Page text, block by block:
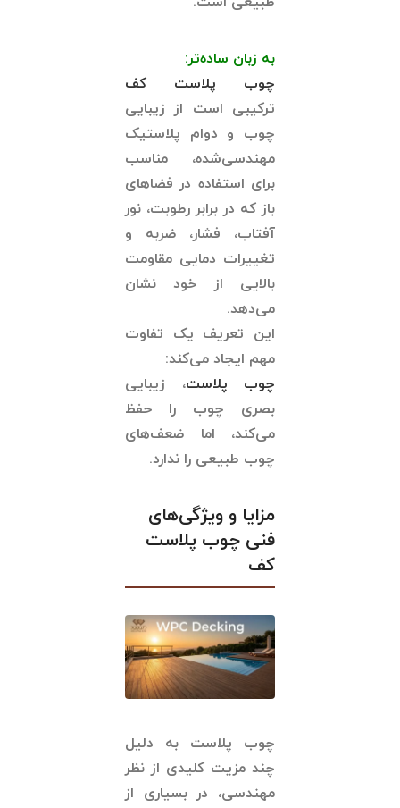
به زبان ساده‌تر:
چوب پلاست کف
ترکیبی است از زیبایی
چوب و دوام پلاستیک
مهندسی‌شده، مناسب
برای استفاده در فضاهای
باز که در برابر رطوبت، نور
آفتاب، فشار، ضربه و
تغییرات دمایی مقاومت
بالایی از خود نشان
می‌دهد.
این تعریف یک تفاوت
مهم ایجاد می‌کند:
چوب پلاست، زیبایی
بصری چوب را حفظ
می‌کند، اما ضعف‌های
چوب طبیعی را ندارد.
مزایا و ویژگی‌های
فنی چوب پلاست
کف
چوب پلاست به دلیل
چند مزیت کلیدی از نظر
مهندسی، در بسیاری از